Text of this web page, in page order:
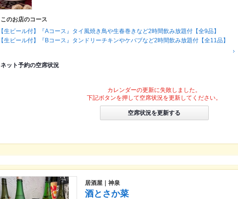
このお店のコース
【生ビール付】『Aコース』タイ風焼き鳥や生春巻きなど2時間飲み放題付【全9品】
【生ビール付】『Bコース』タンドリーチキンやケバブなど2時間飲み放題付【全11品】
ネット予約の空席状況
カレンダーの更新に失敗しました。
下記ボタンを押して空席状況を更新してください。
空席状況を更新する
居酒屋｜神泉
酒とさか菜